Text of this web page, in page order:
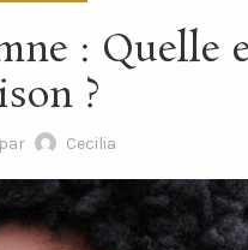
: Quelle
?
Cecilia